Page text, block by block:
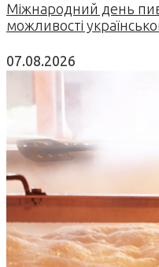
Міжнародний день
можливості
07.08.2026